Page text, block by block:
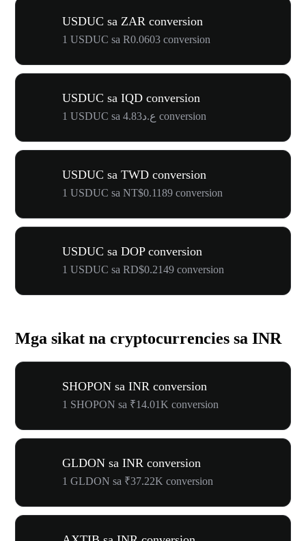
USDUC sa ZAR conversion
1 USDUC sa R0.0603 conversion
USDUC sa IQD conversion
1 USDUC sa ع.د4.83 conversion
USDUC sa TWD conversion
1 USDUC sa NT$0.1189 conversion
USDUC sa DOP conversion
1 USDUC sa RD$0.2149 conversion
Mga sikat na cryptocurrencies sa INR
SHOPON sa INR conversion
1 SHOPON sa ₹14.01K conversion
GLDON sa INR conversion
1 GLDON sa ₹37.22K conversion